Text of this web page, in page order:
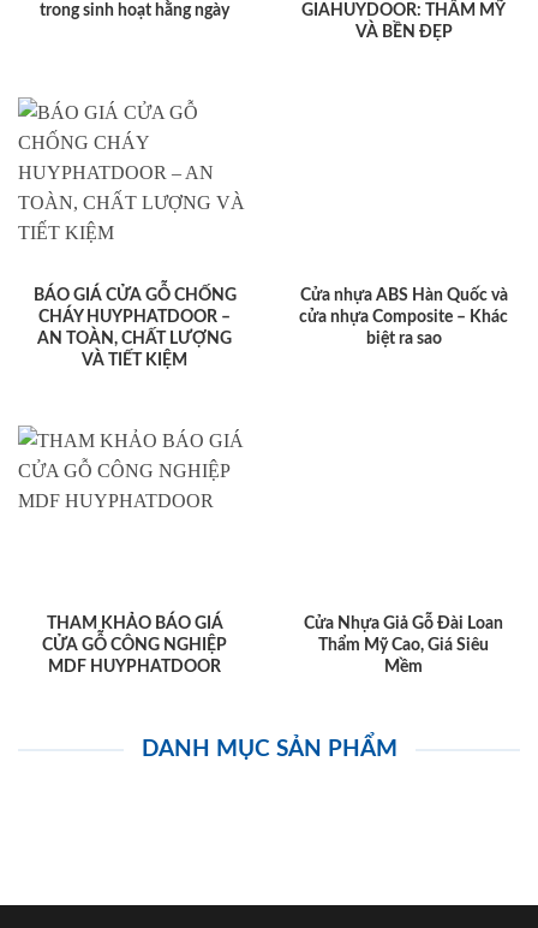
trong sinh hoạt hằng ngày
GIAHUYDOOR: THẨM MỸ
VÀ BỀN ĐẸP
BÁO GIÁ CỬA GỖ CHỐNG
CHÁY HUYPHATDOOR –
AN TOÀN, CHẤT LƯỢNG
VÀ TIẾT KIỆM
Cửa nhựa ABS Hàn Quốc và
cửa nhựa Composite – Khác
biệt ra sao
THAM KHẢO BÁO GIÁ
CỬA GỖ CÔNG NGHIỆP
MDF HUYPHATDOOR
Cửa Nhựa Giả Gỗ Đài Loan
Thẩm Mỹ Cao, Giá Siêu
Mềm
DANH MỤC SẢN PHẨM